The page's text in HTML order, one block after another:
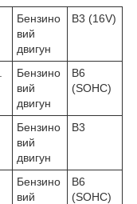
Бензино
вий
двигун
B3 (16V)
Бензино
вий
двигун
B6
(SOHC)
Бензино
вий
двигун
B3
Бензино
вий
B6
(SOHC)